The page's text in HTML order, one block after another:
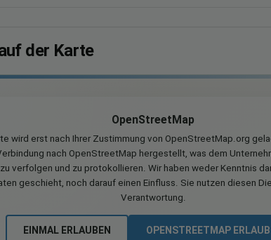
der Karte
OpenStreetMap
wird erst nach Ihrer Zustimmung von OpenStreetMap.org
nach OpenStreetMap hergestellt, was dem
verfolgen und zu protokollieren. Wir haben weder Kenntnis
geschieht, noch darauf einen Einfluss. Sie nutzen diesen
Verantwortung.
EINMAL ERLAUBEN OPENSTREETMAP